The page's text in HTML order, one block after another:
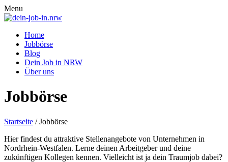
Menu
Home
Jobbörse
Blog
Dein Job in NRW
Über uns
Jobbörse
Startseite /Jobbörse
Hier findest du attraktive Stellenangebote von Unternehmen in
Nordrhein-Westfalen. Lerne deinen Arbeitgeber und deine
zukünftigen Kollegen kennen. Vielleicht ist ja dein Traumjob dabei?